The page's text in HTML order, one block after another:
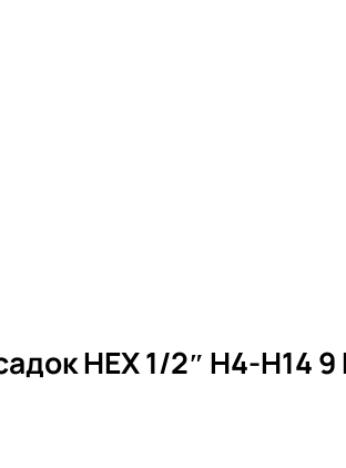
HEX 1/2″ H4-H14